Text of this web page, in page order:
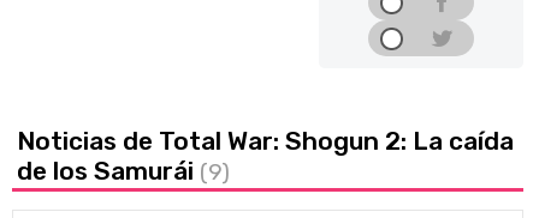
Noticias de Total War: Shogun 2: La caída
de los Samurái (9)